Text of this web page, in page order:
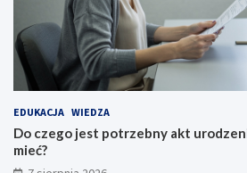
EDUKACJA WIEDZA
Do czego jest potrzebny akt
mieć?